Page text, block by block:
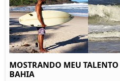
MOSTRANDO MEU
BAHIA